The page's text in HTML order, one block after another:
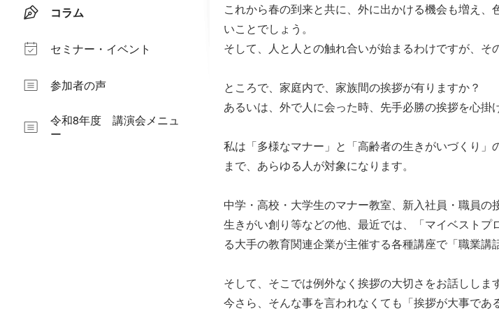
コラム
セミナー・イベント
参加者の声
令和8年度 講演会メニュ
ー
これから春の到来と共に、外に出かける機会も増え
いことでしょう。
そして、人と人との触れ合いが始まるわけですが、そ
ところで、家庭内で、家族間の挨拶が有りますか？
あるいは、外で人に会った時、先手必勝の挨拶を心掛
私は「多様なマナー」と「高齢者の生きがいづくり
まで、あらゆる人が対象になります。
中学・高校・大学生のマナー教室、新入社員・職員
生きがい創り等などの他、最近では、「マイベスト
る大手の教育関連企業が主催する各種講座で「職業講
そして、そこでは例外なく挨拶の大切さをお話しします
今さら、そんな事を言われなくても「挨拶が大事であ